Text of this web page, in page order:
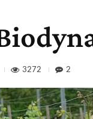
3272 2